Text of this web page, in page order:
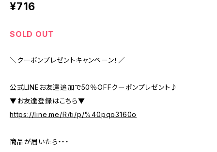
¥716
SOLD OUT
＼クーポンプレゼントキャンペーン！／
公式LINEお友達追加で50％OFFクーポンプレゼント♪
▼お友達登録はこちら▼
https://line.me/R/ti/p/%40pqo3160o
商品が届いたら・・・